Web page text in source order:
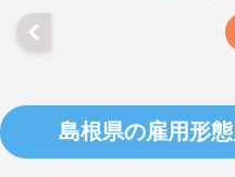
島根県の雇用形